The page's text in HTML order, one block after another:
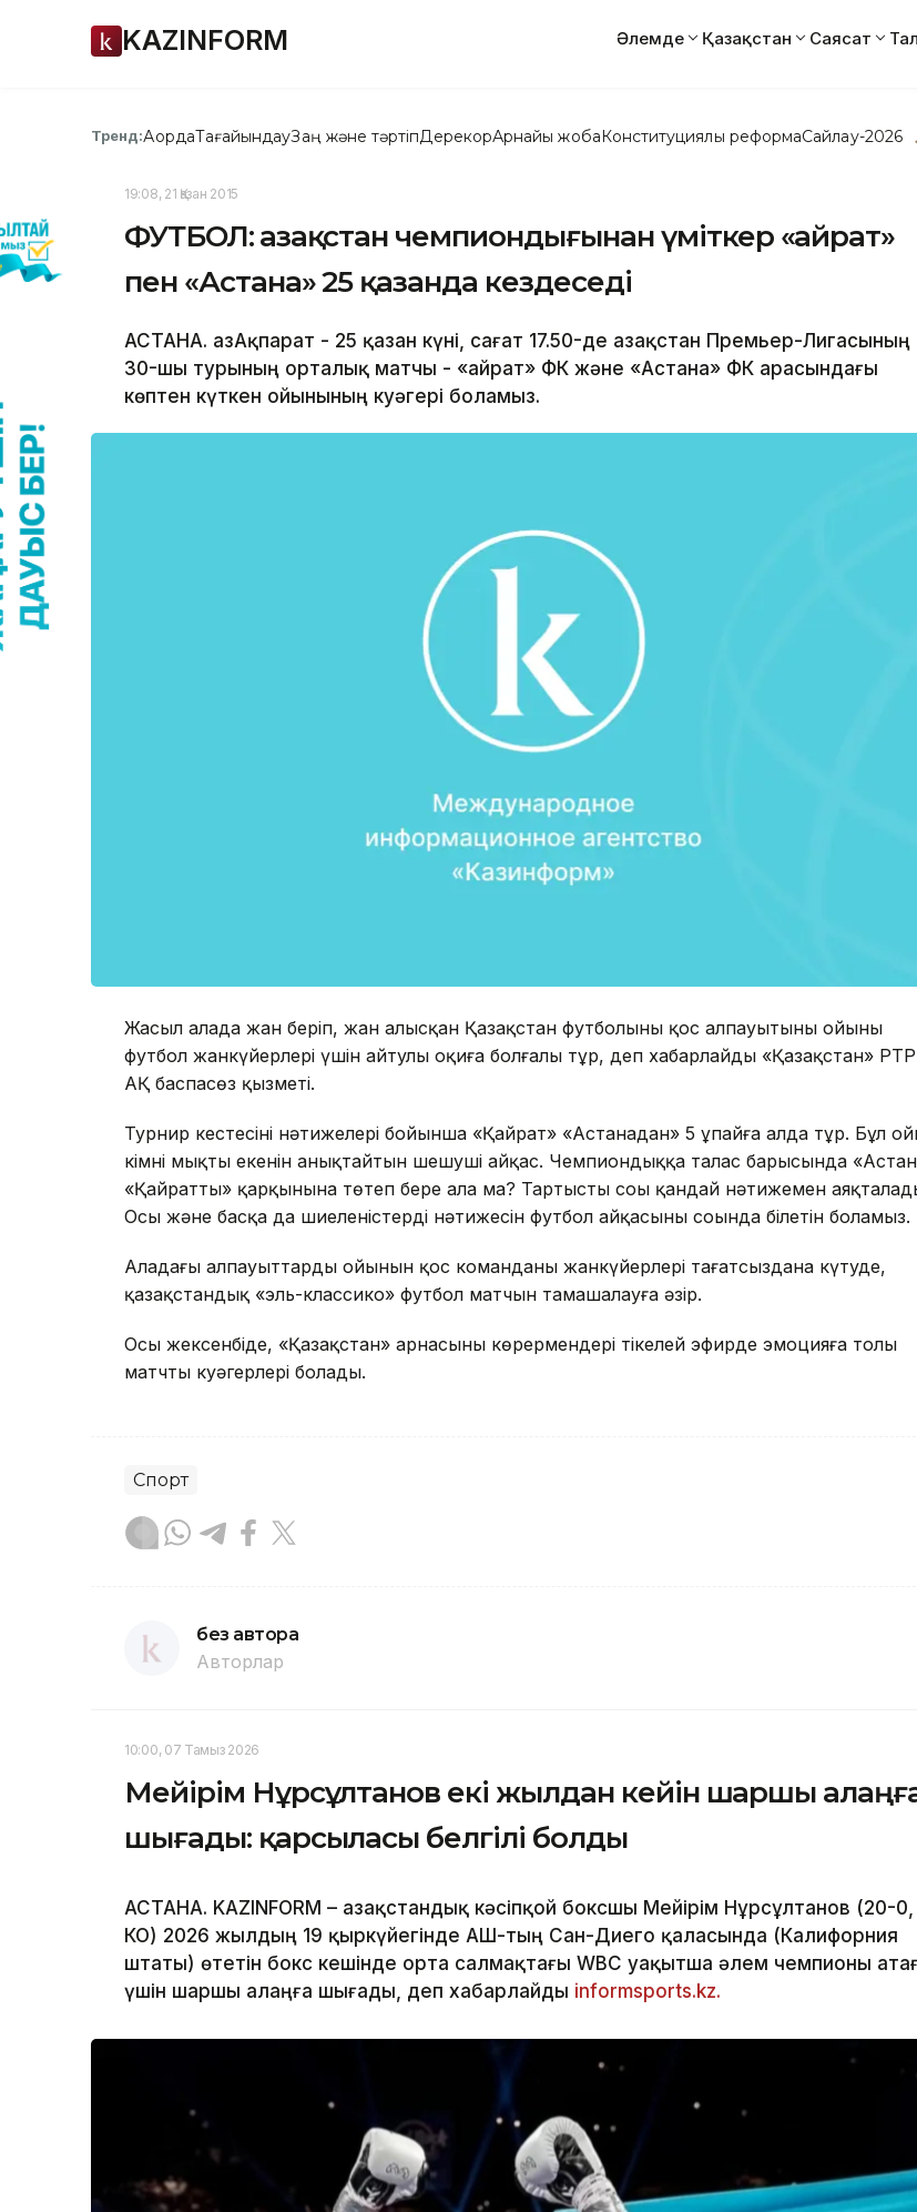
KAZINFORM Әлемде Қазақстан Саясат
Тренд:АқордаТағайындауЗаң және тәртіпДерекқорАрнайы жобаКонституциялық реформаСайлау-2026
19:08, 21 Қазан 2015
ФУТБОЛ: Қазақстан чемпиондығынан үміткер «Қайрат»
пен «Астана» 25 қазанда кездеседі
АСТАНА. ҚазАқпарат - 25 қазан күні, сағат 17.50-де Қазақстан Премьер-Лигасының
30-шы турының орталық матчы - «Қайрат» ФК және «Астана» ФК арасындағы
көптен күткен ойынының куәгері боламыз.
Жасыл алаңда жан беріп, жан алысқан Қазақстан футболының қос алпауытының ойыны
футбол жанкүйерлері үшін айтулы оқиға болғалы тұр, деп хабарлайды «Қазақстан»
АҚ баспасөз қызметі.
Турнир кестесінің нәтижелері бойынша «Қайрат» «Астанадан» 5 ұпайға алда тұр. Бұл
кімнің мықты екенін анықтайтын шешуші айқас. Чемпиондыққа талас барысында
«Қайраттың» қарқынына төтеп бере ала ма? Тартыстың соңы қандай нәтижемен
Осы және басқа да шиеленістердің нәтижесін футбол айқасының соңында білетін боламыз.
Алаңдағы алпауыттардың ойынын қос команданың жанкүйерлері тағатсыздана күтуде,
қазақстандық «эль-классико» футбол матчын тамашалауға әзір.
Осы жексенбіде, «Қазақстан» арнасының көрермендері тікелей эфирде эмоцияға толы
матчтың куәгерлері болады.
Спорт
без автора
Авторлар
10:00, 07 Тамыз 2026
Мейірім Нұрсұлтанов екі жылдан кейін шаршы
шығады: қарсыласы белгілі болды
АСТАНА. KAZINFORM – Қазақстандық кәсіпқой боксшы Мейірім Нұрсұлтанов (20-0,
КО) 2026 жылдың 19 қыркүйегінде АҚШ-тың Сан-Диего қаласында (Калифорния
штаты) өтетін бокс кешінде орта салмақтағы WBC уақытша әлем чемпионы
үшін шаршы алаңға шығады, деп хабарлайды informsports.kz.